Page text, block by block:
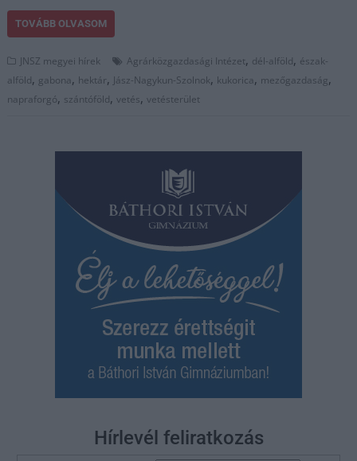
TOVÁBB OLVASOM
JNSZ megyei hírek Agrárközgazdasági Intézet, dél-alföld, észak-
alföld, gabona, hektár, Jász-Nagykun-Szolnok, kukorica, mezőgazdaság,
napraforgó, szántóföld,vetés,vetésterület
Hírlevél feliratkozás